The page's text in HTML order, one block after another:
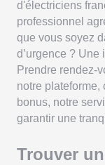
d'électriciens
professionnel
que vous soyez
d’urgence ?
Prendre rendez-
notre plateforme,
bonus, notre
garantir une
Trouver